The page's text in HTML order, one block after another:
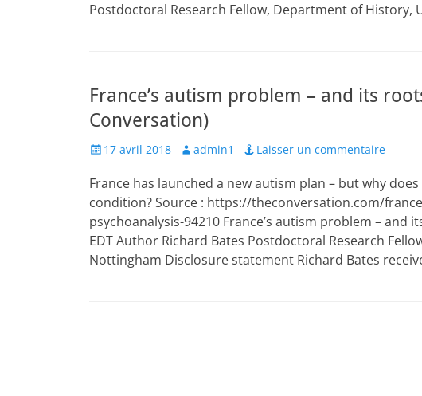
Postdoctoral Research Fellow, Department of
France’s autism problem – and its
Conversation)
Posted
17 avril 2018 Author
admin1 Laisser un commentaire
France has launched a new autism plan – but why
condition? Source : https://theconversation.com/
psychoanalysis-94210 France’s autism problem – and
EDT Author Richard Bates Postdoctoral Research
Nottingham Disclosure statement Richard Bates